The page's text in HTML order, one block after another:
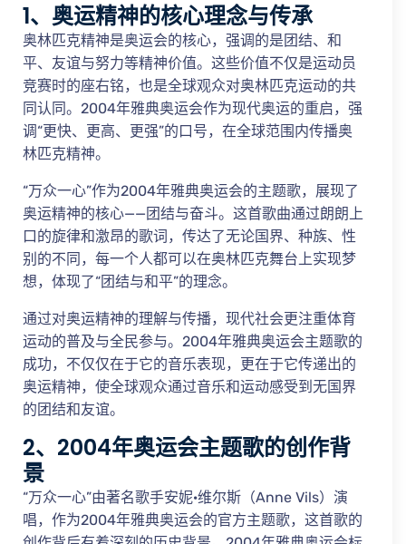
1、奥运精神的核心理念与传承
奥林匹克精神是奥运会的核心，强调的是团结、和
平、友谊与努力等精神价值。这些价值不仅是运动员
竞赛时的座右铭，也是全球观众对奥林匹克运动的共
同认同。2004年雅典奥运会作为现代奥运的重启，强
调“更快、更高、更强”的口号，在全球范围内传播奥
林匹克精神。
“万众一心”作为2004年雅典奥运会的主题歌，展现了
奥运精神的核心——团结与奋斗。这首歌曲通过朗朗上
口的旋律和激昂的歌词，传达了无论国界、种族、性
别的不同，每一个人都可以在奥林匹克舞台上实现梦
想，体现了“团结与和平”的理念。
通过对奥运精神的理解与传播，现代社会更注重体育
运动的普及与全民参与。2004年雅典奥运会主题歌的
成功，不仅仅在于它的音乐表现，更在于它传递出的
奥运精神，使全球观众通过音乐和运动感受到无国界
的团结和友谊。
2、2004年奥运会主题歌的创作背
景
“万众一心”由著名歌手安妮·维尔斯（Anne Vils）演
唱，作为2004年雅典奥运会的官方主题歌，这首歌的